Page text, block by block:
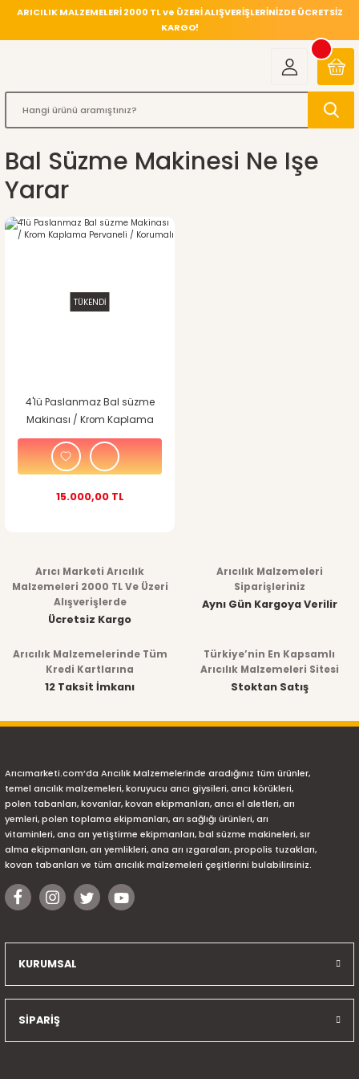
ARICILIK MALZEMELERİ 2000 TL ve ÜZERİ ALIŞVERİŞLERİNİZDE ÜCRETSİZ
KARGO!
Bal Süzme Makinesi Ne Işe
Yarar
TÜKENDİ
4'lü Paslanmaz Bal süzme
Makinası / Krom Kaplama
Pervaneli / Korumalı
15.000,00 TL
Arıcı Marketi Arıcılık
Malzemeleri 2000 TL Ve Üzeri
Alışverişlerde
Ücretsiz Kargo
Arıcılık Malzemeleri
Siparişleriniz
Aynı Gün Kargoya Verilir
Arıcılık Malzemelerinde Tüm
Kredi Kartlarına
12 Taksit İmkanı
Türkiye’nin En Kapsamlı
Arıcılık Malzemeleri Sitesi
Stoktan Satış
Arıcımarketi.com’da Arıcılık Malzemelerinde aradığınız tüm ürünler,
temel arıcılık malzemeleri, koruyucu arıcı giysileri, arıcı körükleri,
polen tabanları, kovanlar, kovan ekipmanları, arıcı el aletleri, arı
yemleri, polen toplama ekipmanları, arı sağlığı ürünleri, arı
vitaminleri, ana arı yetiştirme ekipmanları, bal süzme makineleri, sır
alma ekipmanları, arı yemlikleri, ana arı ızgaraları, propolis tuzakları,
kovan tabanları ve tüm arıcılık malzemeleri çeşitlerini bulabilirsiniz.
KURUMSAL
SİPARİŞ